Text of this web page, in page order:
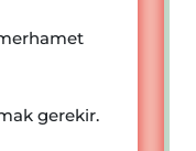
gerekir.